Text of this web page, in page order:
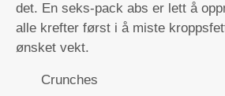
det. En seks-pack abs er lett å
alle krefter først i å miste
ønsket vekt.
Crunches